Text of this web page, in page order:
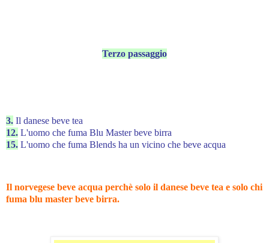
Terzo passaggio
3. Il danese beve tea
12. L'uomo che fuma Blu Master beve birra
15. L'uomo che fuma Blends ha un vicino che beve acqua
Il norvegese beve acqua perchè solo il danese beve tea e solo chi
fuma blu master beve birra.